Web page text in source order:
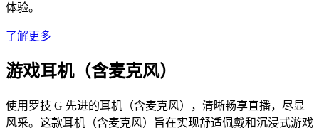
体验。
了解更多
游戏耳机（含麦克风）
使用罗技 G 先进的耳机（含麦克风），清晰畅享直播，尽显
风采。这款耳机（含麦克风）旨在实现舒适佩戴和沉浸式游戏